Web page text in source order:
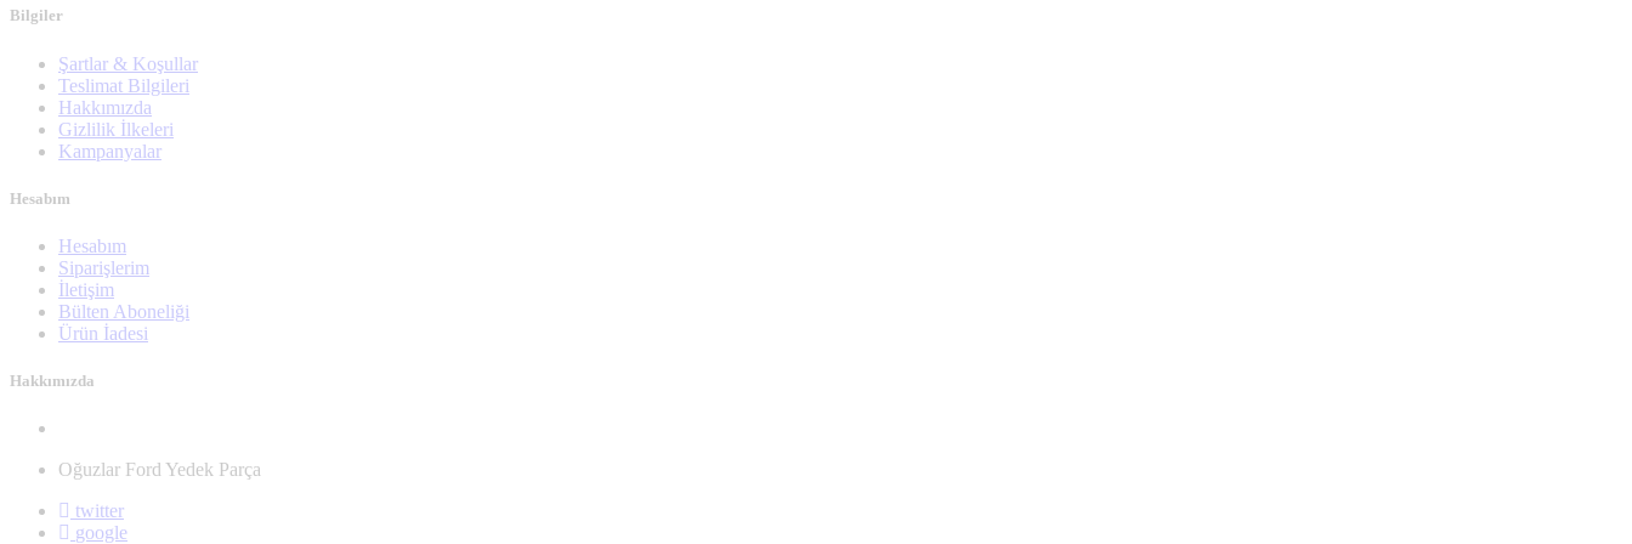
Bilgiler
Şartlar & Koşullar
Teslimat Bilgileri
Hakkımızda
Gizlilik İlkeleri
Kampanyalar
Hesabım
Hesabım
Siparişlerim
İletişim
Bülten Aboneliği
Ürün İadesi
Hakkımızda
Oğuzlar Ford Yedek Parça
twitter
google